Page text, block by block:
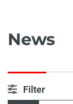
News
Filter